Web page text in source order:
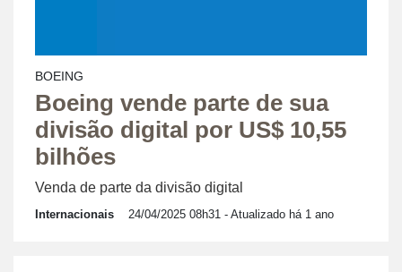
BOEING
Boeing vende parte de sua
divisão digital por US$ 10,55
bilhões
Venda de parte da divisão digital
Internacionais 24/04/2025 08h31 - Atualizado há 1 ano